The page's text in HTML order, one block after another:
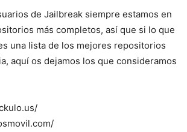
de Jailbreak siempre estamos en
más completos, así que si lo que
una lista de los mejores repositorios
aquí os dejamos los que consideramos